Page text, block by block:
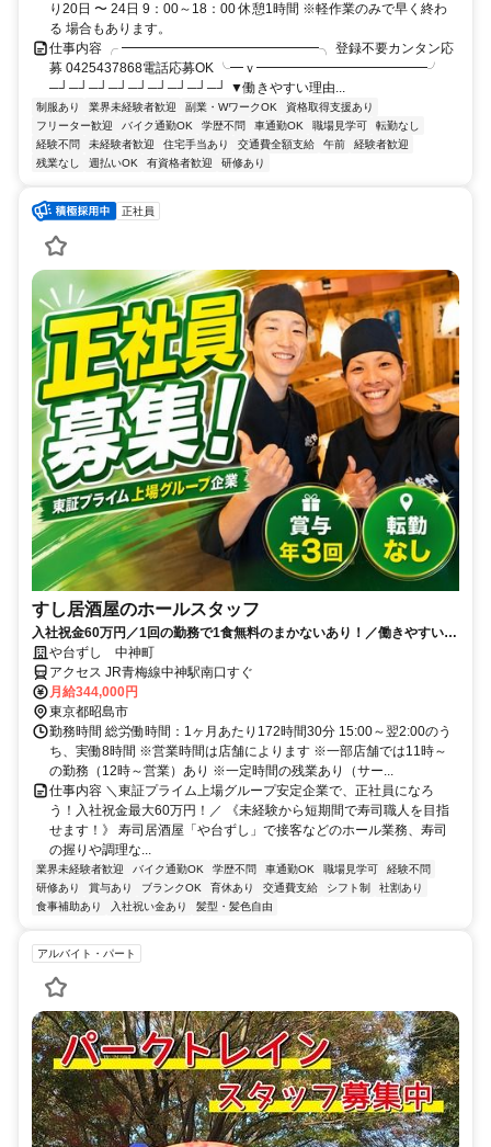
り20日 〜 24日 9：00～18：00 休憩1時間 ※軽作業のみで早く終わ
る 場合もあります。
仕事内容 ╭ ━━━━━━━━━━━━━━━╮ 登録不要カンタン応
募 0425437868電話応募OK ╰━ｖ━━━━━━━━━━━━━╯
─┘─┘─┘─┘─┘─┘─┘─┘─┘ ▼働きやすい理由...
制服あり 業界未経験者歓迎 副業・WワークOK
資格取得支援あり
フリーター歓迎
バイク通勤OK 学歴不問 車通勤OK 職場見学可
転勤なし
経験不問
未経験者歓迎 住宅手当あり 交通費全額支給 午前
経験者歓迎
残業なし
週払いOK 有資格者歓迎 研修あり
正社員
すし居酒屋のホールスタッフ
入社祝金60万円／1回の勤務で1食無料のまかないあり！／働きやすい環
境づくりに力を入れています◎
や台ずし 中神町
アクセス JR青梅線中神駅南口すぐ
月給344,000円
東京都昭島市
勤務時間 総労働時間：1ヶ月あたり172時間30分 15:00～翌2:00のう
ち、実働8時間 ※営業時間は店舗によります ※一部店舗では11時～
の勤務（12時～営業）あり ※一定時間の残業あり（サー...
仕事内容 ＼東証プライム上場グループ安定企業で、正社員になろ
う！入社祝金最大60万円！／ 《未経験から短期間で寿司職人を目指
せます！》 寿司居酒屋「や台ずし」で接客などのホール業務、寿司
の握りや調理な...
業界未経験者歓迎 バイク通勤OK 学歴不問 車通勤OK 職場見学可
経験不問
研修あり
賞与あり ブランクOK 育休あり 交通費支給 シフト制
社割あり
食事補助あり
入社祝い金あり 髪型・髪色自由
アルバイト・パート